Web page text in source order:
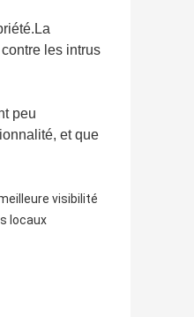
les intrus
peu
et que
visibilité
locaux